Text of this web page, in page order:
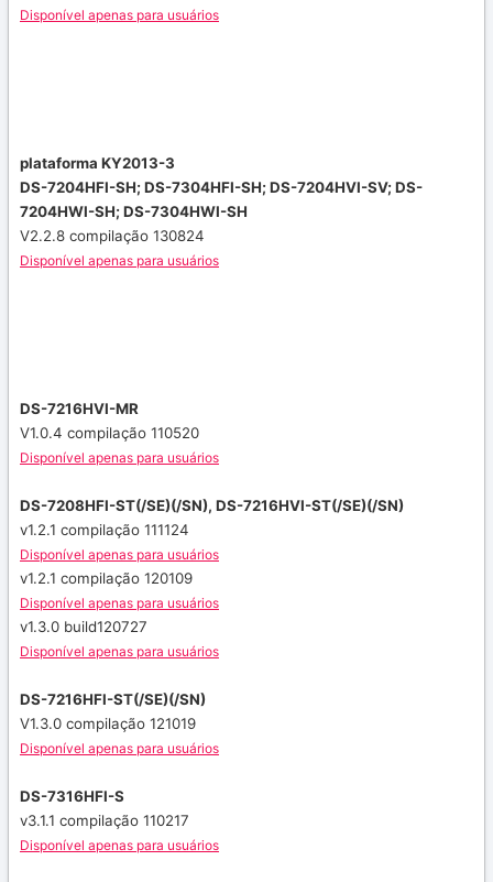
Disponível apenas para usuários
plataforma KY2013-3
DS-7204HFI-SH;DS-7304HFI-SH;DS-7204HVI-SV;DS-
7204HWI-SH;DS-7304HWI-SH
V2.2.8 compilação 130824
Disponível apenas para usuários
DS-7216HVI-MR
V1.0.4 compilação 110520
Disponível apenas para usuários
DS-7208HFI-ST(/SE)(/SN), DS-7216HVI-ST(/SE)(/SN)
v1.2.1 compilação 111124
Disponível apenas para usuários
v1.2.1 compilação 120109
Disponível apenas para usuários
v1.3.0 build120727
Disponível apenas para usuários
DS-7216HFI-ST(/SE)(/SN)
V1.3.0 compilação 121019
Disponível apenas para usuários
DS-7316HFI-S
v3.1.1 compilação 110217
Disponível apenas para usuários